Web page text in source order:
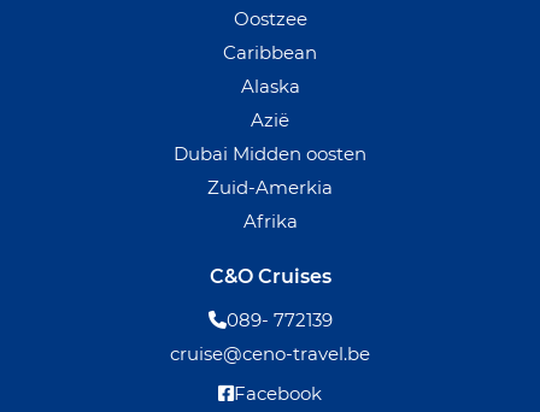
Oostzee
Caribbean
Alaska
Azië
Dubai Midden oosten
Zuid-Amerkia
Afrika
C&O Cruises
089- 772139
cruise@ceno-travel.be
Facebook